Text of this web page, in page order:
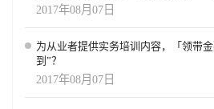
2017年08月07日
为从业者提供实务培训内容，「领带
到”？
2017年08月07日